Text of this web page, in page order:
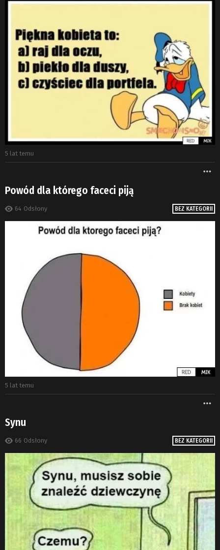
5 lat temu
BEZ KATEGORII
Powód dla którego faceci piją
64 Odsłony
5 lat temu
BEZ KATEGORII
Synu
66 Odsłony